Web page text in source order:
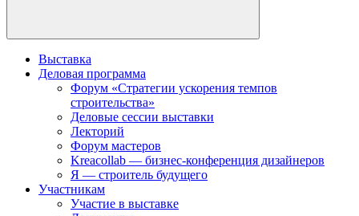
Выставка
Деловая программа
Форум «Стратегии ускорения темпов
строительства»
Деловые сессии выставки
Лекторий
Форум мастеров
Kreacollab — бизнес-конференция дизайнеров
Я — строитель будущего
Участникам
Участие в выставке